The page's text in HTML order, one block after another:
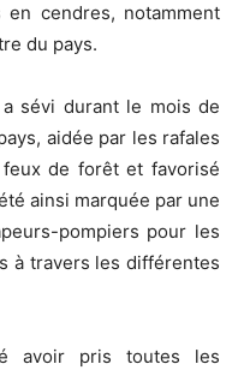
cendres, notamment
du pays.
sévi durant le mois de
aidée par les rafales
de forêt et favorisé
ainsi marquée par une
pompiers pour les
à travers les différentes
avoir pris toutes les